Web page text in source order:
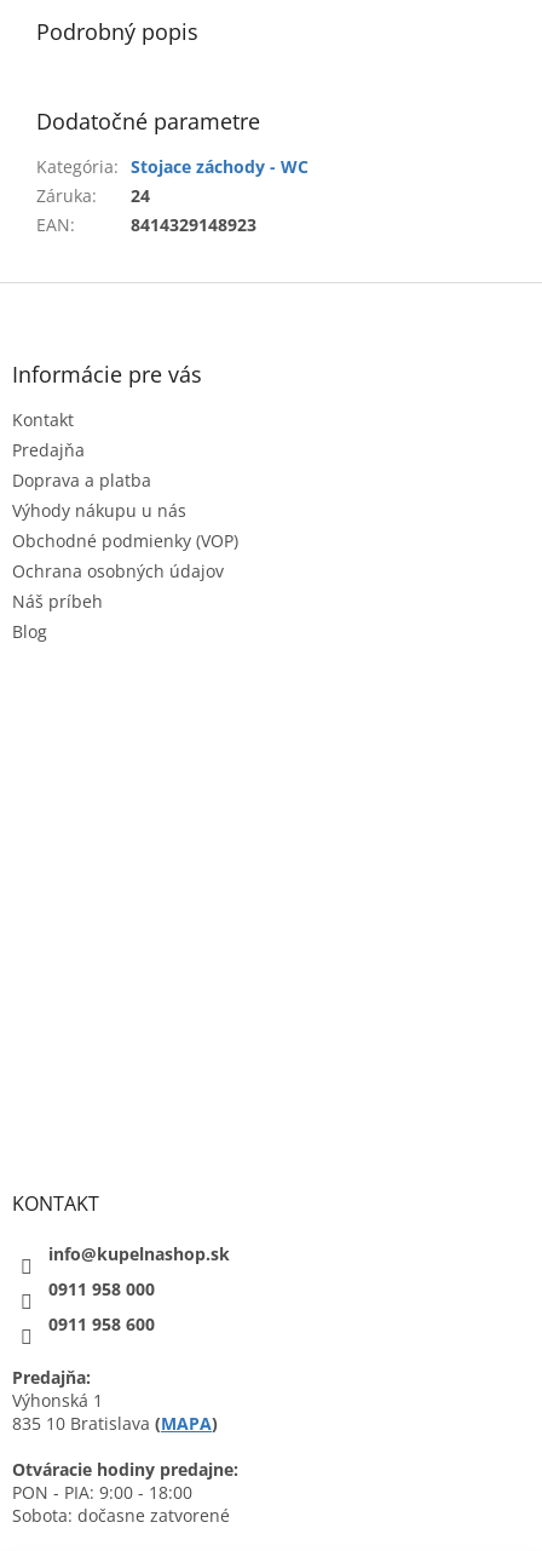
Podrobný popis
Dodatočné parametre
Kategória: Stojace záchody - WC
Záruka:
24
EAN: 8414329148923
Z
Informácie pre vás
Kontakt
Predajňa
Doprava a platba
Výhody nákupu u nás
Obchodné podmienky (VOP)
Ochrana osobných údajov
Náš príbeh
Blog
KONTAKT
info@kupelnashop.sk
0911 958 000
0911 958 600
Predajňa:
Výhonská 1
835 10 Bratislava (MAPA)
Otváracie hodiny predajne:
PON - PIA: 9:00 - 18:00
Sobota: dočasne zatvorené